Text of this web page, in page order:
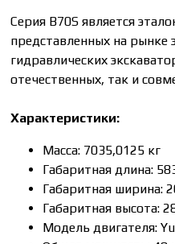
Серия В70S является
представленных на рынке
гидравлических
отечественных, так и
Характеристики:
Масса: 7035,0125 кг
Габаритная длина:
Габаритная ширина:
Габаритная высота:
Модель двигателя: